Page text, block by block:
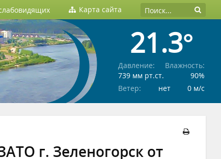
Карта сайта
21.3°
Давление:
739 мм рт.ст.
Влажность:
90%
Ветер:
нет 0 м/c
г. Зеленогорск от